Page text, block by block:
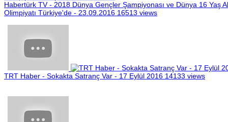
Habertürk TV - 2018 Dünya Gençler Şampiyonası ve Dünya 16 Yaş
Olimpiyatı Türkiye'de - 23.09.2016 16513 views
TRT Haber - Sokakta Satranç Var - 17 Eylül 2016 14133 views